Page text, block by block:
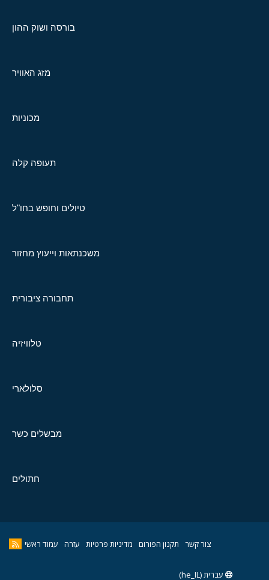
בורסה ושוק ההון
מזג האוויר
מכוניות
תעופה קלה
טיולים וחופש בחו"ל
משכנתאות וייעוץ מחזור
תחבורה ציבורית
טלוויזיה
סלולארי
מבשלים כשר
חתולים
צור קשר תקנון הפורום מדיניות פרטיות עזרה עמוד ראשי
עברית (he_IL)